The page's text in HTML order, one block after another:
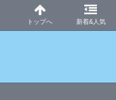
新着&人気
VIP